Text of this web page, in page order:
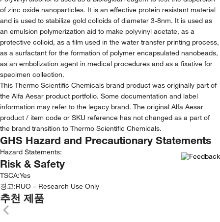
of zinc oxide nanoparticles. It is an effective protein resistant material
and is used to stabilize gold colloids of diameter 3-8nm. It is used as
an emulsion polymerization aid to make polyvinyl acetate, as a
protective colloid, as a film used in the water transfer printing process,
as a surfactant for the formation of polymer encapsulated nanobeads,
as an embolization agent in medical procedures and as a fixative for
specimen collection.
This Thermo Scientific Chemicals brand product was originally part of
the Alfa Aesar product portfolio. Some documentation and label
information may refer to the legacy brand. The original Alfa Aesar
product / item code or SKU reference has not changed as a part of
the brand transition to Thermo Scientific Chemicals.
GHS Hazard and Precautionary Statements
Hazard Statements:
Risk & Safety
TSCA:Yes
경고:RUO – Research Use Only
추천 제품